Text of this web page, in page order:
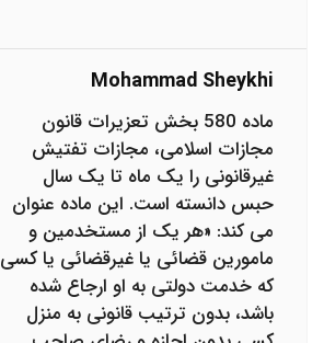
Mohammad Sheykhi
ماده 580 بخش تعزیرات قانون
مجازات اسلامی، مجازات تفتیش
غیرقانونی را یک ماه تا یک سال
حبس دانسته است. این ماده عنوان
می کند: «هر یک از مستخدمین و
مامورین قضائی یا غیرقضائی یا کسی
که خدمت دولتی به او ارجاع شده
باشد، بدون ترتیب قانونی به منزل